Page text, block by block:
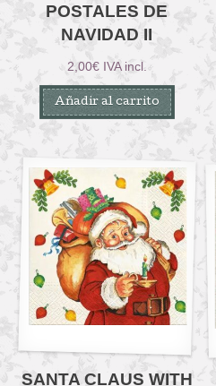
POSTALES DE
NAVIDAD II
2,00€ IVA incl.
Añadir al carrito
SANTA CLAUS WITH